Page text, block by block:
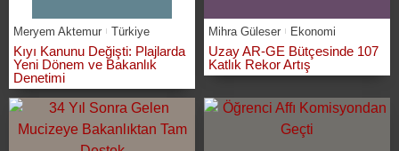
Meryem Aktemur Türkiye
Kıyı Kanunu Değişti: Plajlarda
Yeni Dönem ve Bakanlık
Denetimi
Mihra Güleser Ekonomi
Uzay AR-GE Bütçesinde 107
Katlık Rekor Artış